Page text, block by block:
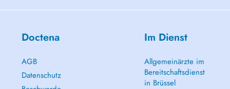
Doctena
AGB
Datenschutz
Im Dienst
Allgemeinärzte im
Bereitschaftsdienst
in Brüssel